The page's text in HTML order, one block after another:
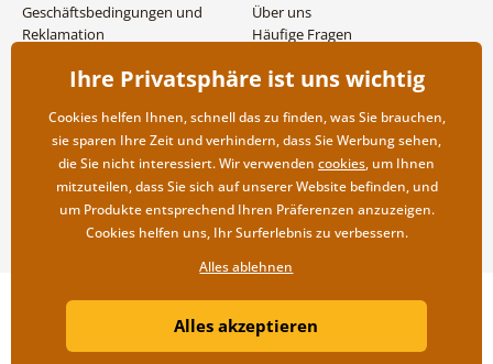
Geschäftsbedingungen und
Reklamation
Versand- und
Rücksendung der Ware
Über uns
Häufige Fragen
Großhandel und
Copyright ©2019 © Dovido.de.
Litvanyi.sk| Online-Shop erstellt von
Ihre Privatsphäre ist uns wichtig
Cookies helfen Ihnen, schnell das zu finden, was Sie brauchen,
sie sparen Ihre Zeit und verhindern, dass Sie Werbung sehen,
die Sie nicht interessiert. Wir verwenden cookies, um Ihnen
mitzuteilen, dass Sie sich auf unserer Website befinden, und
um Produkte entsprechend Ihren Präferenzen anzuzeigen.
Cookies helfen uns, Ihr Surferlebnis zu verbessern.
Alles ablehnen
Alles akzeptieren